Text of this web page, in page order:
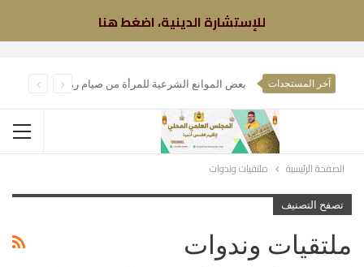
للإستشارة الدينية، اضغط هنا
آخر المستجدات بعض الموانع الشرعية للمرأة من صيام رمضان
الصفحة الرئيسية ملتقيات وندوات
تصفح التصنيف
ملتقيات وندوات